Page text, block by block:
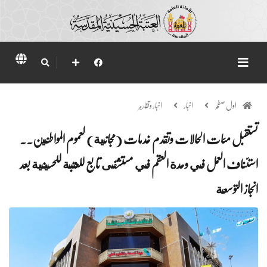
اول صفحہ اخبار اخبار وتقارير
تستقبل مئات الحالات وتقدم خدمات (مجانية) لعموم المواطنين..
استئناف العمل في وحدة العقم في مستشفى تابع للعتبة للحسينية بعد
انجاز التوسعة